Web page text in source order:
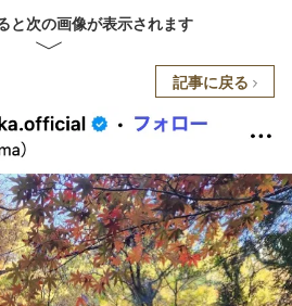
と次の画像が表示されます
記事に戻る